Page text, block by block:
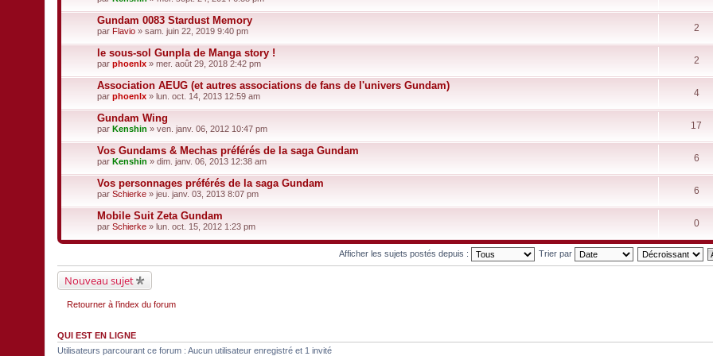
Gundam 0083 Stardust Memory
par Flavio » sam. juin 22, 2019 9:40 pm 2
le sous-sol Gunpla de Manga story !
par phoenlx » mer. août 29, 2018 2:42 pm 2
Association AEUG (et autres associations de fans de l'univers Gundam)
par phoenlx » lun. oct. 14, 2013 12:59 am 4
Gundam Wing
par Kenshin » ven. janv. 06, 2012 10:47 pm 17
Vos Gundams & Mechas préférés de la saga Gundam
par Kenshin » dim. janv. 06, 2013 12:38 am 6
Vos personnages préférés de la saga Gundam
par Schierke » jeu. janv. 03, 2013 8:07 pm 6
Mobile Suit Zeta Gundam
par Schierke » lun. oct. 15, 2012 1:23 pm 0
Afficher les sujets postés depuis : Trier par
Nouveau sujet
Retourner à l’index du forum
QUI EST EN LIGNE
Utilisateurs parcourant ce forum : Aucun utilisateur enregistré et 1 invité